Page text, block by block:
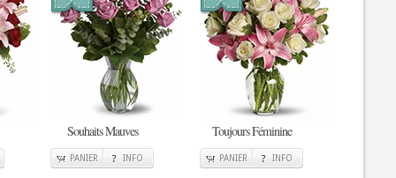
Souhaits Mauves
PANIER INFO
Toujours Féminine
PANIER INFO